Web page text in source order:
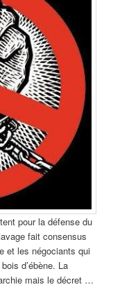
pour la défense du
fait consensus
et les négociants qui
d’ébène. La
mais le décret …